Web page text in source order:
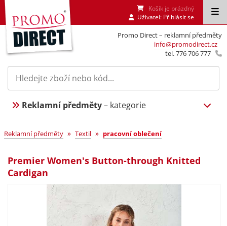
Promo Direct – reklamní předměty
info@promodirect.cz
tel. 776 706 777
Košík je prázdný
Uživatel: Přihlásit se
Reklamní předměty– kategorie
Reklamní předměty » Textil » pracovní oblečení
Premier Women's Button-through Knitted
Cardigan